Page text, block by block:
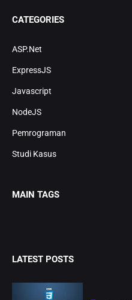
CATEGORIES
ASP.Net
ExpressJS
Javascript
NodeJS
Pemrograman
Studi Kasus
MAIN TAGS
LATEST POSTS